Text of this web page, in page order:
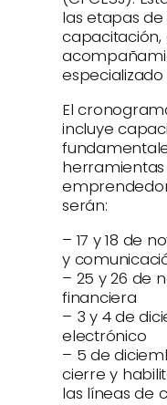
las etapas
El
incluye
serán:
– 17 y 18 de
y
– 25 y 26 de
financiera
– 3 y 4 de
electrónico
– 5 de
cierre y
las líneas de